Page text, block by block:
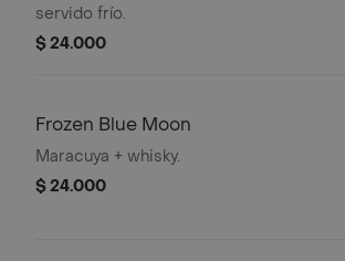
servido frío.
$ 24.000
Frozen Blue Moon
Maracuya + whisky.
$ 24.000